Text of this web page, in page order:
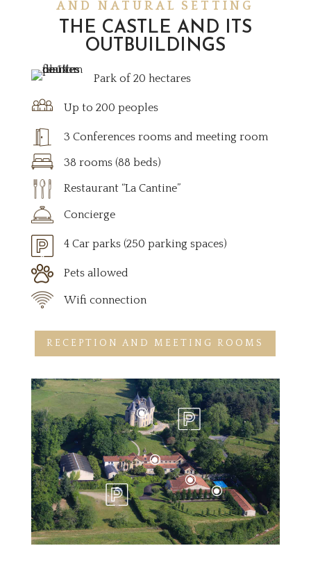
\
\
\
\
AND NATURAL SETTING
THE CASTLE AND ITS
OUTBUILDINGS
Park of 20 hectares
Up to 200 peoples
3 Conferences rooms and meeting room
38 rooms (88 beds)
Restaurant “La Cantine”
Concierge
4 Car parks (250 parking spaces)
Pets allowed
Wifi connection
RECEPTION AND MEETING ROOMS